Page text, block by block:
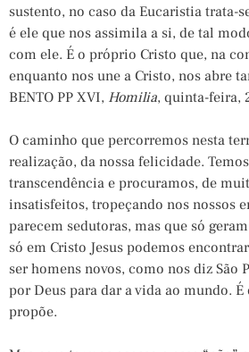
sustento, no caso da Eucaristia trata-
é ele que nos assimila a si, de tal
com ele. É o próprio Cristo que, na
enquanto nos une a Cristo, nos abre
BENTO PP XVI, Homilia, quinta-feira,
O caminho que percorremos nesta
realização, da nossa felicidade.
transcendência e procuramos, de
insatisfeitos, tropeçando nos nossos
parecem sedutoras, mas que só
só em Cristo Jesus podemos
ser homens novos, como nos diz São
por Deus para dar a vida ao mundo.
propõe.